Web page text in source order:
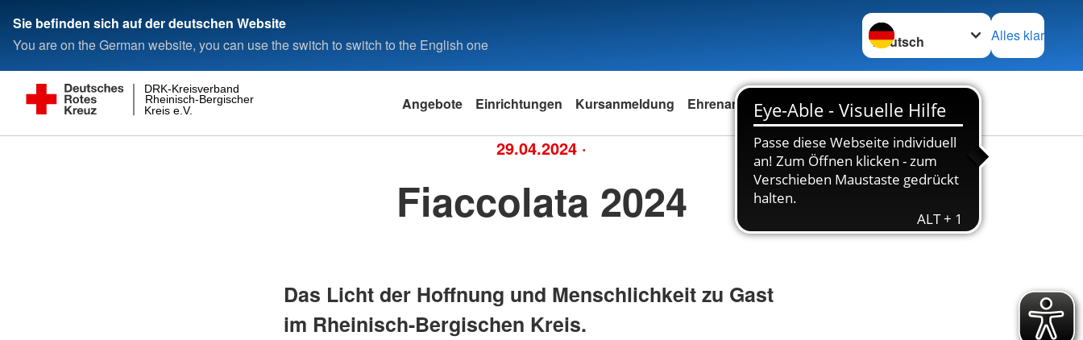
Sie befinden sich auf der deutschen Website
You are on the German website, you can use the switch to switch to the English one
Sprache wechseln zu
Alles klar
Kreis e.V.
Rheinisch-Bergischer
DRK-Kreisverband
Angebote Einrichtungen Kursanmeldung Ehrenamt Stellenbörse Kontakt
29.04.2024 ·
Fiaccolata 2024
Das Licht der Hoffnung und Menschlichkeit zu Gast
im Rheinisch-Bergischen Kreis.